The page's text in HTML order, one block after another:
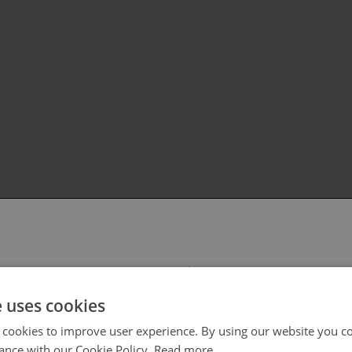
your region/language
cookies
to improve user experience. By using our website you